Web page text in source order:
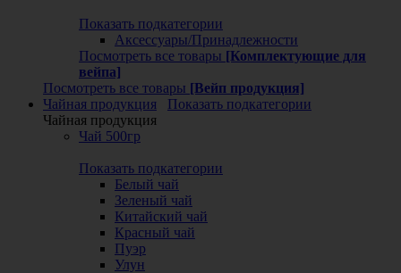
Показать подкатегории
Аксессуары/Принадлежности
Посмотреть все товары [Комплектующие для
вейпа]
Посмотреть все товары [Вейп продукция]
Чайная продукция
Показать подкатегории
Чайная продукция
Чай 500гр
Показать подкатегории
Белый чай
Зеленый чай
Китайский чай
Красный чай
Пуэр
Улун